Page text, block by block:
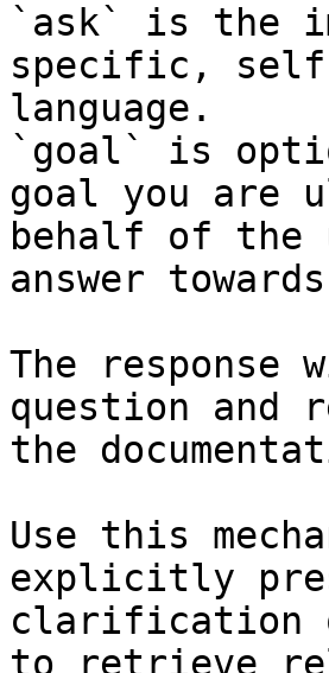
`ask` is the
specific,
language.
`goal` is
goal you are
behalf of
answer
The
question and
the
Use this
explicitly
clarification